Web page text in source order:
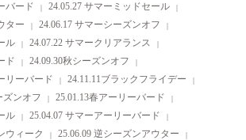
バード
24.05.27 サマーミッドセール
ター
24.06.17 サマーシーズンオフ
ル
24.07.22 サマークリアランス
ド
24.09.30秋シーズンオフ
リーバード
24.11.11ブラックフライデー
ズンオフ
25.01.13春アーリーバード
ル
25.04.07 サマーアーリーバード
ウィーク
25.06.09 逆シーズンアウター